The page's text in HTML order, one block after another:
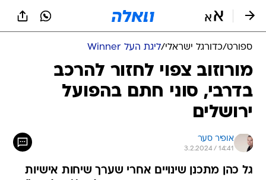
ספורט/כדורגל ישראלי/ליגת העל Winner
מורוזוב צפוי לחזור להרכב
בדרבי, סוני חתם בהפועל
ירושלים
אופיר סער
3.2.2024 / 14:41
גל כהן מתכנן שינויים אחרי שערך שיחות אישיות